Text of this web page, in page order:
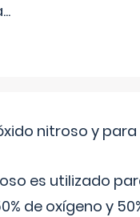
...
nitroso y
es utilizado
de oxígeno y